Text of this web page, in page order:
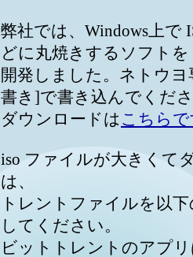
弊社では、Windows上で
どに丸焼きするソフトを
開発しました。ネトウ
書き]で書き込んでくだ
ダウンロードは こちら
iso ファイルが大きくて
は、
トレントファイルを以
してください。
ビットトレントのアプ